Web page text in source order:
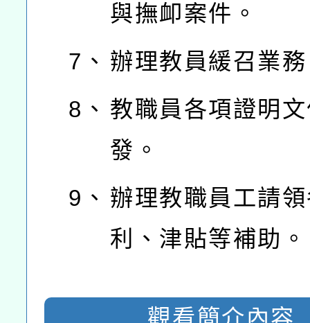
與撫卹案件。
7、 辦理教員緩召業
8、 教職員各項證明
發。
9、 辦理教職員工請
利、津貼等補助。